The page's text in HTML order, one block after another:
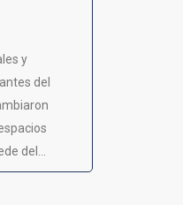
y
del
del...